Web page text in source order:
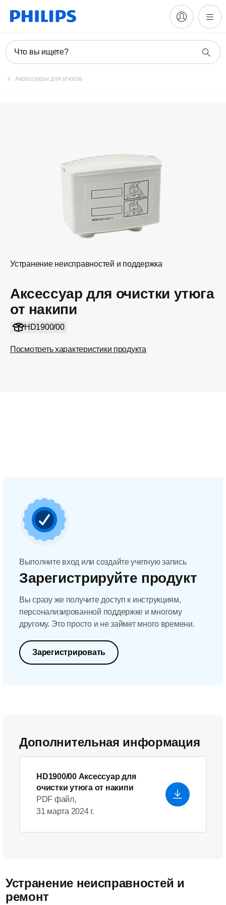
Что вы ищете?
Аксессуары для утюгов
Устранение неисправностей и поддержка
Аксессуар для очистки утюга
от накипи
HD1900/00
Посмотреть характеристики продукта
Зарегистрировать продукт
Выполните вход или создайте учетную запись
Зарегистрируйте продукт
Вы сразу же получите доступ к инструкциям,
персонализированной поддержке и многому
другому. Это просто и не займет много времени.
Зарегистрировать
Дополнительная информация
HD1900/00 Аксессуар для
очистки утюга от накипи
PDF файл,
31 марта 2024 г.
Устранение неисправностей и
ремонт